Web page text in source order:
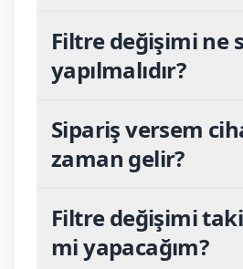
Filtre değişimi ne
yapılmalıdır?
Sipariş versem
zaman gelir?
Filtre değişimi
mi yapacağım?